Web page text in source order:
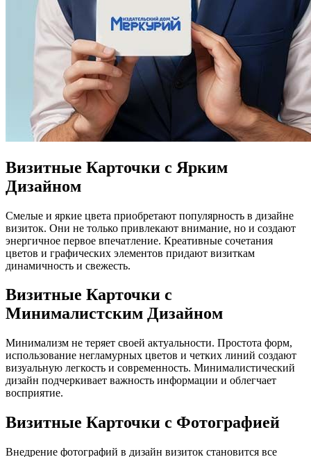
Визитные Карточки с Ярким
Дизайном
Смелые и яркие цвета приобретают популярность в дизайне
визиток. Они не только привлекают внимание, но и создают
энергичное первое впечатление. Креативные сочетания
цветов и графических элементов придают визиткам
динамичность и свежесть.
Визитные Карточки с
Минималистским Дизайном
Минимализм не теряет своей актуальности. Простота форм,
использование негламурных цветов и четких линий создают
визуальную легкость и современность. Минималистический
дизайн подчеркивает важность информации и облегчает
восприятие.
Визитные Карточки с Фотографией
Внедрение фотографий в дизайн визиток становится все